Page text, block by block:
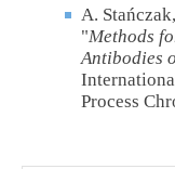
A.
"Methods
Antibodies
Process